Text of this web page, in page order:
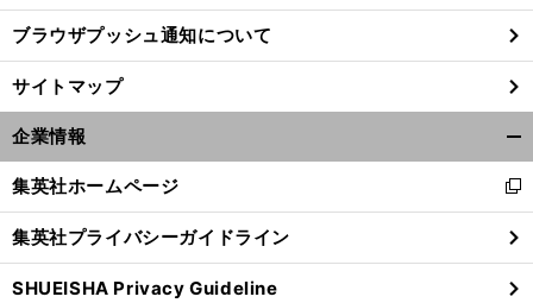
ブラウザプッシュ通知について
サイトマップ
企業情報
閉
る
集英社ホームページ
新
し
い
ウ
ィ
集英社プライバシーガイドライン
SHUEISHA Privacy Guideline